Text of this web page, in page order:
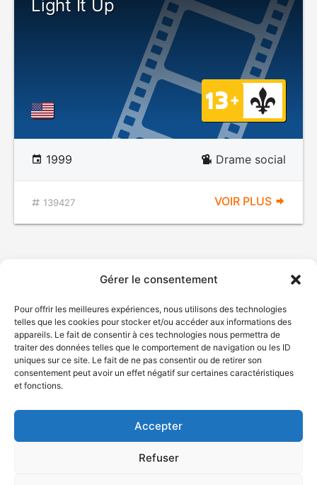
Gérer le consentement
Pour offrir les meilleures expériences, nous utilisons des technologies
telles que les cookies pour stocker et/ou accéder aux informations des
appareils. Le fait de consentir à ces technologies nous permettra de
traiter des données telles que le comportement de navigation ou les ID
uniques sur ce site. Le fait de ne pas consentir ou de retirer son
consentement peut avoir un effet négatif sur certaines caractéristiques
et fonctions.
Accepter
Refuser
Light It Up
1999 Drame social
139427 VOIR PLUS
© Gouvernement du Québec, 2026
Plan du site
Accessibilité
Accès à l'information
Déclaration de services